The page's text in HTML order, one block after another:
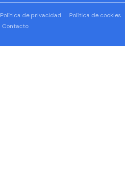
Política de privacidad
Política de cookies
Contacto